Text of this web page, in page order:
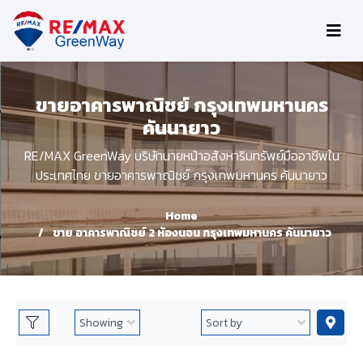
ขายอาคารพาณิชย์ กรุงเทพมหานคร
คันนายาว
RE/MAX GreenWay บริษัทนายหน้าอสังหาริมทรัพย์มืออาชีพใน
ประเทศไทย ขายอาคารพาณิชย์ กรุงเทพมหานคร คันนายาว
Home
ขาย อาคารพาณิชย์ 2 ห้องนอน กรุงเทพมหานคร คันนายาว